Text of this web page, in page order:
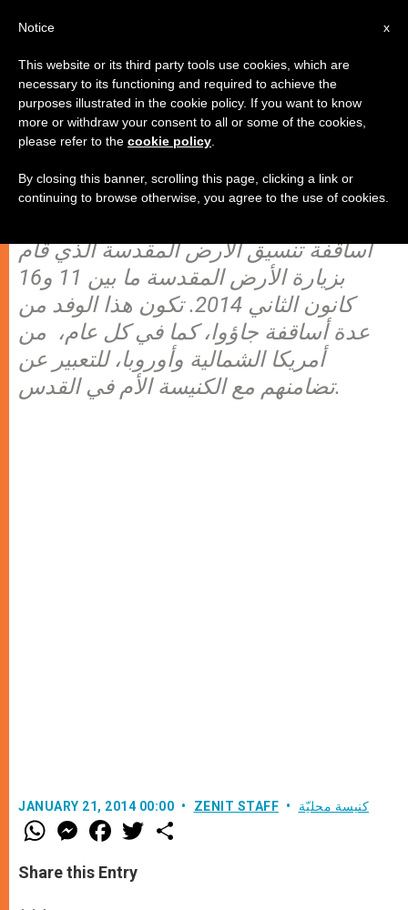
البيان الختامي لوفد أساقفة تنسيق
الأرض المقدسة
أساقفة تنسيق الأرض المقدسة الذي قام
بزيارة الأرض المقدسة ما بين 11 و16
كانون الثاني 2014. تكون هذا الوفد من
عدة أساقفة جاؤوا، كما في كل عام، من
أمريكا الشمالية وأوروبا، للتعبير عن
تضامنهم مع الكنيسة الأم في القدس.
JANUARY 21, 2014 00:00 ZENIT STAFF كنيسة محليّة
W
h
t
s
M
e
s
e
F
a
e
b
w
Share this Entry
x
Notice
This website or its third party tools use cookies, which are
necessary to its functioning and required to achieve the
purposes illustrated in the cookie policy. If you want to know
more or withdraw your consent to all or some of the cookies,
please refer to the cookie policy
By closing this banner, scrolling this page, clicking a link or
continuing to browse otherwise, you agree to the use of cookies.